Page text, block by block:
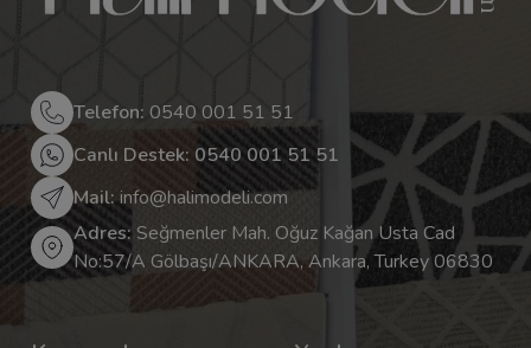
Telefon: 0540 001 51 51
Canlı Destek: 0540 001 51 51
Mail:info@halimodeli.com
Adres: Seğmenler Mah. Oğuz Kağan Usta Cad
No:57/A Gölbaşı/ANKARA, Ankara, Turkey 06830